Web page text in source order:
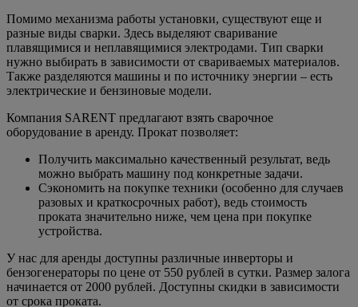
Помимо механизма работы установки, существуют еще и
разные виды сварки. Здесь выделяют сваривание
плавящимися и неплавящимися электродами. Тип сварки
нужно выбирать в зависимости от свариваемых материалов.
Также разделяются машины и по источнику энергии – есть
электрические и бензиновые модели.
Компания SARENT предлагают взять сварочное
оборудование в аренду. Прокат позволяет:
Получить максимально качественный результат, ведь
можно выбрать машину под конкретные задачи.
Сэкономить на покупке техники (особенно для случаев
разовых и краткосрочных работ), ведь стоимость
проката значительно ниже, чем цена при покупке
устройства.
У нас для аренды доступны различные инверторы и
бензогенераторы по цене от 550 рублей в сутки. Размер залога
начинается от 2000 рублей. Доступны скидки в зависимости
от срока проката.